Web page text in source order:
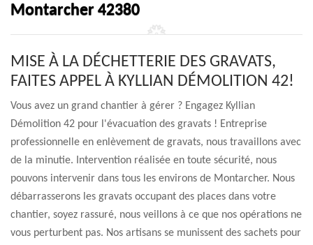
Montarcher 42380
MISE À LA DÉCHETTERIE DES GRAVATS,
FAITES APPEL À KYLLIAN DÉMOLITION 42!
Vous avez un grand chantier à gérer ? Engagez Kyllian
Démolition 42 pour l'évacuation des gravats ! Entreprise
professionnelle en enlèvement de gravats, nous travaillons avec
de la minutie. Intervention réalisée en toute sécurité, nous
pouvons intervenir dans tous les environs de Montarcher. Nous
débarrasserons les gravats occupant des places dans votre
chantier, soyez rassuré, nous veillons à ce que nos opérations ne
vous perturbent pas. Nos artisans se munissent des sachets pour